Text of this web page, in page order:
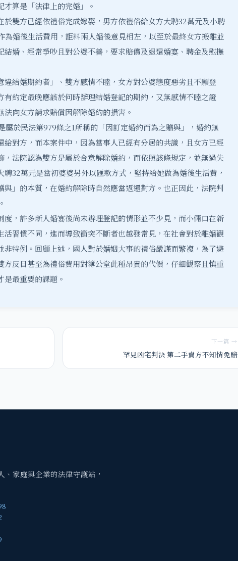
算是「法律上的完婚」。
於雙方已經依禮俗完成嫁娶，男方依禮俗給女方大聘32萬元及小聘
為婚後生活費用，詎料兩人婚後意見相左，以至於最終女方搬離並
婚、經常爭吵且對公婆不善，要求賠償及退還婚宴、聘金及慰撫
違結婚期約者」、雙方感情不睦，女方對公婆態度惡劣且不願登
有約定最晚應該於何時辦理結婚登記的期約，又無感情不睦之證
向女方請求賠償因解除婚約的損害。
屬於民法第979條之1所稱的「因訂定婚約而為之贈與」，婚約無
對方，而本案件中，因為當事人已經有分居的共識，且女方已經
，法院認為雙方是屬於合意解除婚約，而依照該條規定，並無過失
32萬元是當初婆婆另外以匯款方式，堅持給她做為婚後生活費，
與」的本質，在婚約解除時自然應當返還對方。也正因此，法院判
度，許多新人婚宴後尚未辦理登記的情形並不少見，而小倆口在新
活習慣不同，進而導致衝突不斷者也越發常見，在社會對於離婚觀
非特例。回顧上述，國人對於婚姻大事的禮俗嚴謹而繁複，為了避
反目甚至為禮俗費用對簿公堂此種昂貴的代價，仔細觀察且慎重
最重要的課題。
下一篇 →
罕見凶宅判決 第二手賣方不知情免賠
家庭與企業的法律守護站，